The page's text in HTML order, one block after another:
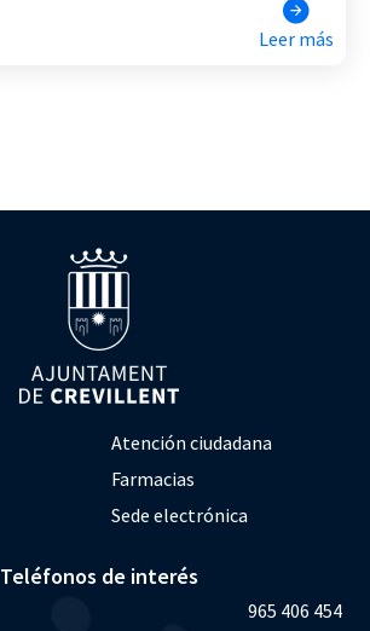
Leer más
Atención ciudadana
Farmacias
Sede electrónica
Teléfonos de interés
965 406 454